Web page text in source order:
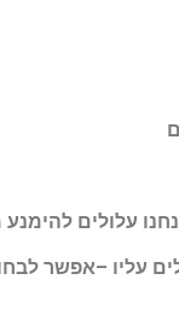
עלולים
עליו –אפשר